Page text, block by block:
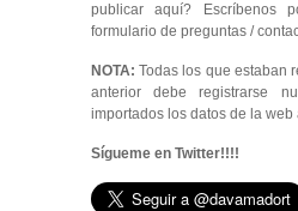
publicar aquí? Escríbenos
formulario de preguntas /
NOTA: Todas los que estaban
anterior debe registrarse
importados los datos de la web
Sígueme en Twitter!!!!